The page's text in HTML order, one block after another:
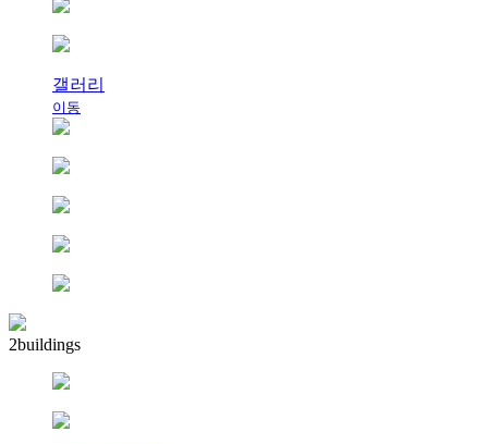
갤러리
이동
2buildings